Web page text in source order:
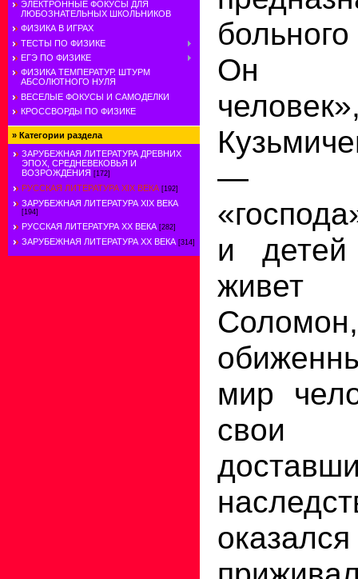
ЭЛЕКТРОННЫЕ ФОКУСЫ ДЛЯ
ЛЮБОЗНАТЕЛЬНЫХ ШКОЛЬНИКОВ
ФИЗИКА В ИГРАХ
ТЕСТЫ ПО ФИЗИКЕ
ЕГЭ ПО ФИЗИКЕ
ФИЗИКА ТЕМПЕРАТУР. ШТУРМ
АБСОЛЮТНОГО НУЛЯ
ВЕСЕЛЫЕ ФОКУСЫ И САМОДЕЛКИ
КРОССВОРДЫ ПО ФИЗИКЕ
» Категории раздела
ЗАРУБЕЖНАЯ ЛИТЕРАТУРА ДРЕВНИХ
ЭПОХ, СРЕДНЕВЕКОВЬЯ И
ВОЗРОЖДЕНИЯ [172]
РУССКАЯ ЛИТЕРАТУРА XIX ВЕКА [192]
ЗАРУБЕЖНАЯ ЛИТЕРАТУРА XIX ВЕКА
[194]
РУССКАЯ ЛИТЕРАТУРА XX ВЕКА [282]
ЗАРУБЕЖНАЯ ЛИТЕРАТУРА ХХ ВЕКА [314]
Он
—
и
мир
свои
оказался